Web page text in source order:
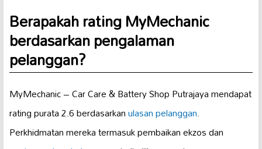
Berapakah rating MyMechanic
berdasarkan pengalaman
pelanggan?
MyMechanic – Car Care & Battery Shop Putrajaya mendapat
rating purata 2.6 berdasarkanulasan pelanggan.
Perkhidmatan mereka termasuk pembaikan ekzos dan